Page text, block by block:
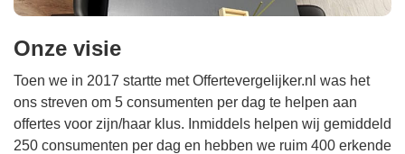
Onze visie
Toen we in 2017 startte met Offertevergelijker.nl was het
ons streven om 5 consumenten per dag te helpen aan
offertes voor zijn/haar klus. Inmiddels helpen wij gemiddeld
250 consumenten per dag en hebben we ruim 400 erkende